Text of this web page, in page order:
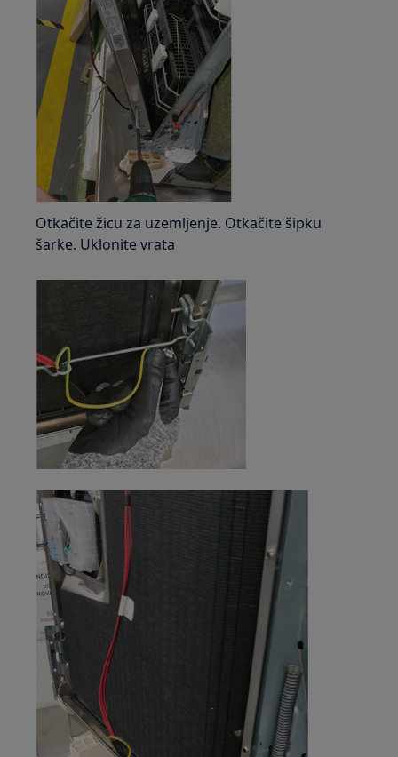
Otkačite žicu za uzemljenje. Otkačite šipku
šarke. Uklonite vrata